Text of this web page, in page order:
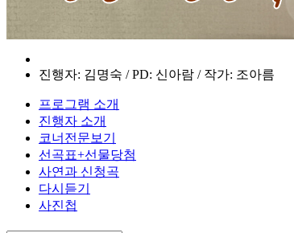
진행자: 김명숙 / PD: 신아람 / 작가: 조아름
프로그램 소개
진행자 소개
코너전문보기
선곡표+선물당첨
사연과 신청곡
다시듣기
사진첩